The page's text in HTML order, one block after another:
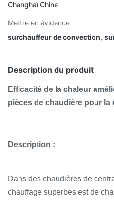
Changhaï Chine
Mettre en évidence
surchauffeur de convection,
Description du produit
Efficacité de la chaleur
pièces de chaudière pour la
Description :
Dans des chaudières de
chauffage superbes est de